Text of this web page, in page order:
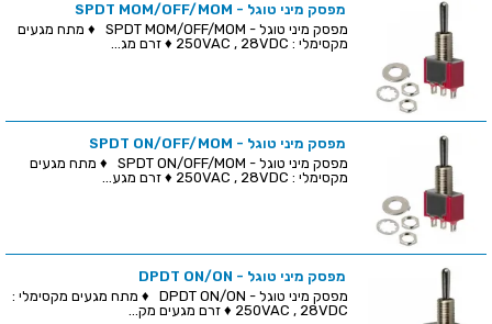
מפסק מיני טוגל - SPDT MOM/OFF/MOM
מפסק מיני טוגל - SPDT MOM/OFF/MOM ♦ מתח מגעים
מקסימלי : 250VAC , 28VDC ♦ זרם מג...
מפסק מיני טוגל - SPDT ON/OFF/MOM
מפסק מיני טוגל - SPDT ON/OFF/MOM ♦ מתח מגעים
מקסימלי : 250VAC , 28VDC ♦ זרם מגע...
מפסק מיני טוגל - DPDT ON/ON
מפסק מיני טוגל - DPDT ON/ON ♦ מתח מגעים מקסימלי :
250VAC , 28VDC ♦ זרם מגעים מק...